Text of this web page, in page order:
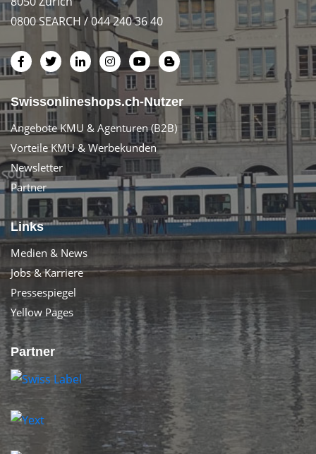
0800 SEARCH / 044 240 36 40
Swissonlineshops.ch-Nutzer
Angebote KMU & Agenturen (B2B)
Vorteile KMU & Werbekunden
Newsletter
Partner
Links
Medien & News
Jobs & Karriere
Pressespiegel
Yellow Pages
Partner